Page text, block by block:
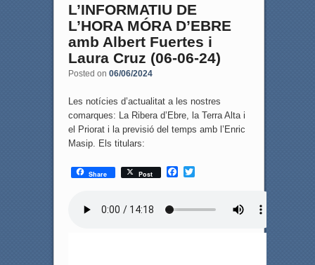
L’INFORMATIU DE
L’HORA MÓRA D’EBRE
amb Albert Fuertes i
Laura Cruz (06-06-24)
Posted on 06/06/2024
Les notícies d’actualitat a les nostres
comarques: La Ribera d’Ebre, la Terra Alta i
el Priorat i la previsió del temps amb l’Enric
Masip. Els titulars:
Share Post
F
T